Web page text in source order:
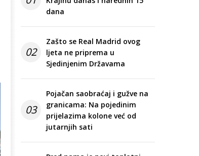
dana
02
Zašto se Real Madrid ovog
ljeta ne priprema u
Sjedinjenim Državama
03
Pojačan saobraćaj i gužve na
granicama: Na pojedinim
prijelazima kolone već od
jutarnjih sati